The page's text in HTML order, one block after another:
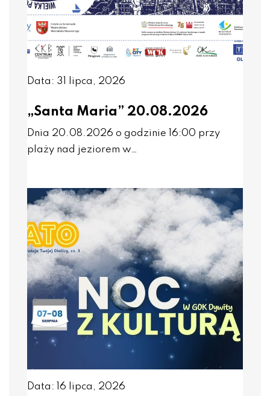
Data: 31 lipca, 2026
„Santa Maria” 20.08.2026
Dnia 20.08.2026 o godzinie 16:00 przy
plaży nad jeziorem w…
Data: 16 lipca, 2026